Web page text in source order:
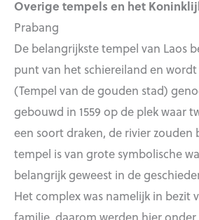
Overige tempels en het
Prabang
De belangrijkste tempel van Laos
punt van het schiereiland en
(Tempel van de gouden stad)
gebouwd in 1559 op de plek waar
een soort draken, de rivier zouden
tempel is van grote symbolische
belangrijk geweest in de
Het complex was namelijk in bezit